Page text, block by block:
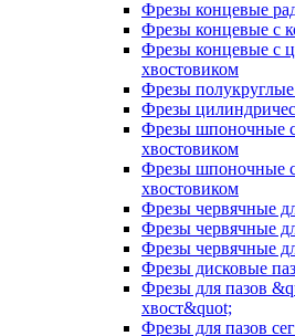
Фрезы концевые
Фрезы концевые с
Фрезы концевые с
хвостовиком
Фрезы
Фрезы
Фрезы шпоночные
хвостовиком
Фрезы шпоночные
хвостовиком
Фрезы червячные
Фрезы червячные
Фрезы червячные
Фрезы дисковые
Фрезы для пазов
хвост&quot;
Фрезы для пазов